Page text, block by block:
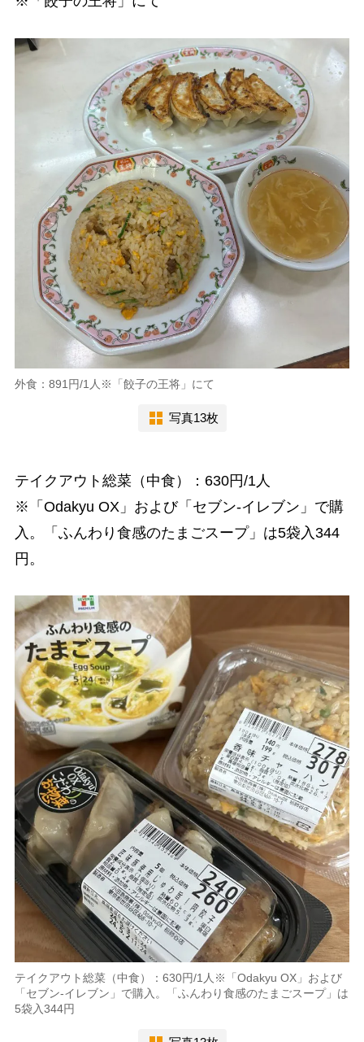
外食：891円/1人※「餃子の王将」にて
写真13枚
テイクアウト総菜（中食）：630円/1人
※「Odakyu OX」および「セブン-イレブン」で購
入。「ふんわり食感のたまごスープ」は5袋入344
円。
テイクアウト総菜（中食）：630円/1人※「Odakyu OX」および
「セブン-イレブン」で購入。「ふんわり食感のたまごスープ」は
5袋入344円